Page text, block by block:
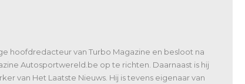
hoofdredacteur van Turbo Magazine en besloot na
Autosportwereld.be op te richten. Daarnaast is hij
van Het Laatste Nieuws. Hij is tevens eigenaar van